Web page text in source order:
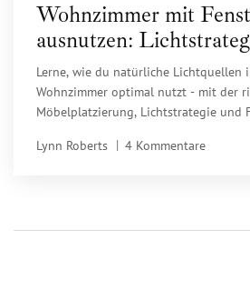
Wohnzimmer mit
ausnutzen:
Möbelplatzierung für
Helligkeit und
Lerne, wie du natürliche Lichtquellen
Wohnzimmer optimal nutzt - mit der
Möbelplatzierung, Lichtstrategie und
Lynn Roberts
4 Kommentare